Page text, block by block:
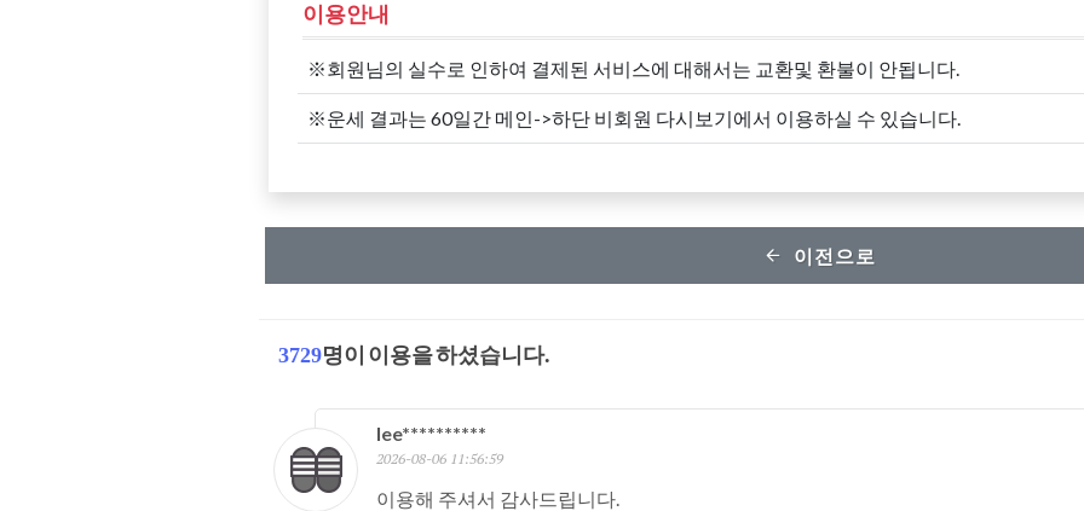
이용안내
※회원님의 실수로 인하여 결제된 서비스에 대해서는 교환및 환불이 안됩니다.
※운세 결과는 60일간 메인->하단 비회원 다시보기에서 이용하실 수 있습니다.
이전으로
3729명이 이용을 하셨습니다.
lee**********
2026-08-06 11:56:59
이용해 주셔서 감사드립니다.